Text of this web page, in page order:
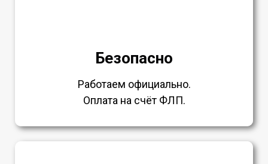
Безопасно
Работаем официально.
Оплата на счёт ФЛП.